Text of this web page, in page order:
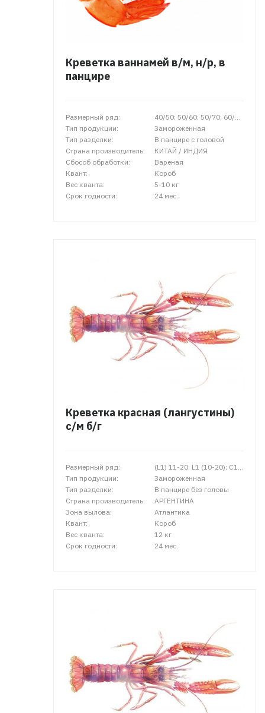
Креветка ваннамей в/м, н/р, в
панцире
Размерный ряд:
40/50; 50/60; 50/70; 60/70; 80/90; 90/100; 100/110; 100/150;
Тип продукции:
Замороженная
Тип разделки:
В панцире с головой
Страна производитель:
КИТАЙ / ИНДИЯ
Сбособ обработки:
Вареная
Квант:
Короб
Вес кванта:
5-10 кг
Срок годности:
24 мес.
Креветка красная (лангустины)
с/м б/г
Размерный ряд:
(L1) 11-20; L1 (10-20); C1 (30-55); С1L (36-45); L4 (41-60); CMIX (35-60)
Тип продукции:
Замороженная
Тип разделки:
В панцире без головы
Страна производитель:
АРГЕНТИНА
Зона вылова:
Атлантика
Квант:
Короб
Вес кванта:
12 кг
Срок годности:
24 мес.